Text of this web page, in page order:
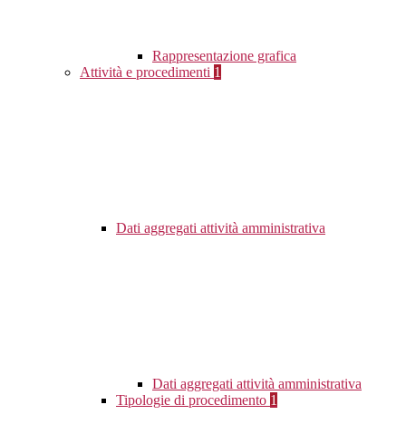
Rappresentazione grafica
Attività e procedimenti 1
Dati aggregati attività amministrativa
Dati aggregati attività amministrativa
Tipologie di procedimento 1